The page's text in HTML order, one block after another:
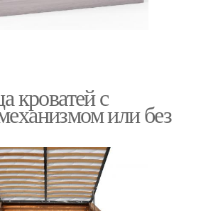
кроватей с
или без